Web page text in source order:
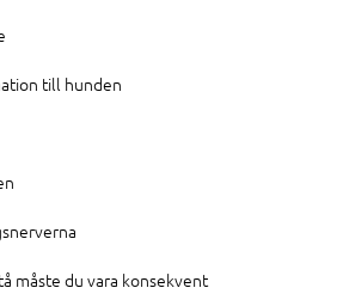
till hunden
måste du vara konsekvent